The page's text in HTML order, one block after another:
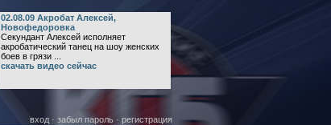
02.08.09 Акробат Алексей,
Новофедоровка
Секундант Алексей исполняет
акробатический танец на шоу женских
боев в грязи ...
скачать видео сейчас
вход· забыл пароль· регистрация